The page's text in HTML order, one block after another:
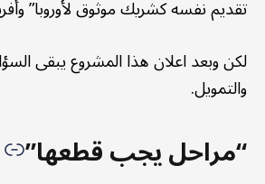
تقديم نفسه كشريك موثوق لأوروبا”
لكن وبعد اعلان هذا المشروع يبقى
والتمويل.
“مراحل يجب قطعها”